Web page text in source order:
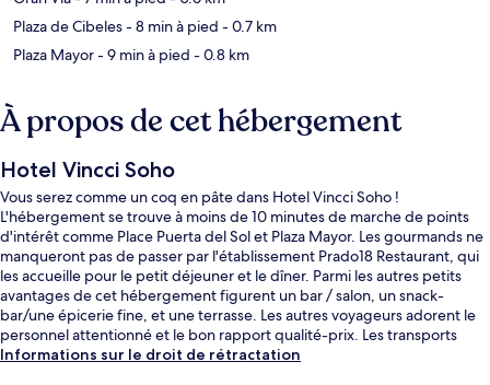
Plaza de Cibeles- 8 min à pied - 0.7 km
Plaza Mayor- 9 min à pied - 0.8 km
À propos de cet hébergement
Hotel Vincci Soho
Vous serez comme un coq en pâte dans Hotel Vincci Soho !
L'hébergement se trouve à moins de 10 minutes de marche de points
d'intérêt comme Place Puerta del Sol et Plaza Mayor. Les gourmands ne
manqueront pas de passer par l'établissement Prado18 Restaurant, qui
les accueille pour le petit déjeuner et le dîner. Parmi les autres petits
avantages de cet hébergement figurent un bar / salon, un snack-
bar/une épicerie fine, et une terrasse. Les autres voyageurs adorent le
personnel attentionné et le bon rapport qualité-prix. Les transports
publics se situent à une courte distance à pied : Station Antón Martín est
Informations sur le droit de rétractation